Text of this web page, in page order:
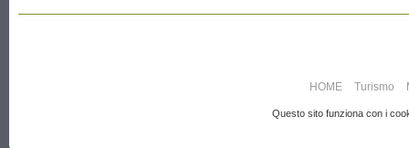
HOME Turismo
Questo sito funziona con i